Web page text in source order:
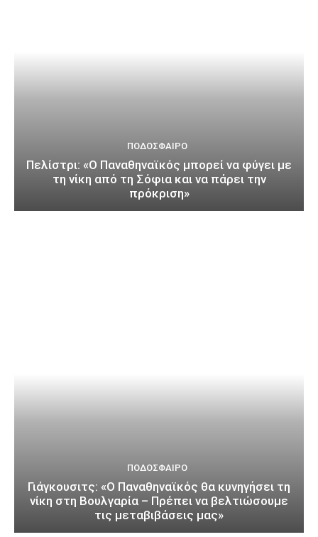
ΠΟΔΌΣΦΑΙΡΟ
Πελίστρι: «Ο Παναθηναϊκός μπορεί να φύγει με
τη νίκη από τη Σόφια και να πάρει την
πρόκριση»
ΠΟΔΌΣΦΑΙΡΟ
Γιάγκουσιτς: «Ο Παναθηναϊκός θα κυνηγήσει τη
νίκη στη Βουλγαρία – Πρέπει να βελτιώσουμε
τις μεταβιβάσεις μας»